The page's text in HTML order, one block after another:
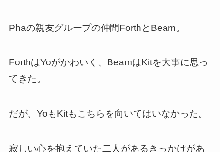
Phaの親友グループの仲間ForthとBeam。
ForthはYoがかわいく、BeamはKitを大事に思っ
てきた。
だが、YoもKitもこちらを向いてはいなかった。
寂しい心を抱えていた二人があるきっかけがあ